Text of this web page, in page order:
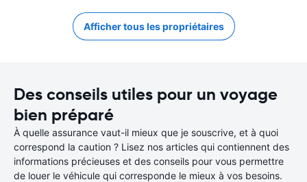
Afficher tous les propriétaires
Des conseils utiles pour un voyage
bien préparé
À quelle assurance vaut-il mieux que je souscrive, et à quoi
correspond la caution ? Lisez nos articles qui contiennent des
informations précieuses et des conseils pour vous permettre
de louer le véhicule qui corresponde le mieux à vos besoins.